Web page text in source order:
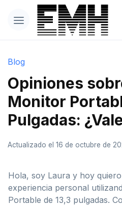
Blog
Opiniones
Monitor
Pulgadas:
Actualizado el 16 de octubre de
Hola, soy Laura y hoy
experiencia personal
Portable de 13,3 pulgadas.